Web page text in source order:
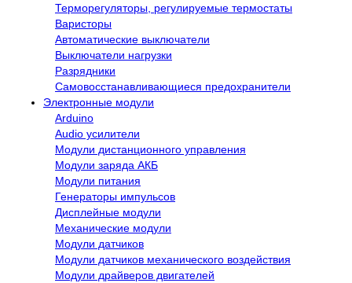
Терморегуляторы, регулируемые термостаты
Варисторы
Автоматические выключатели
Выключатели нагрузки
Разрядники
Самовосстанавливающиеся предохранители
Электронные модули
Arduino
Audio усилители
Модули дистанционного управления
Модули заряда АКБ
Модули питания
Генераторы импульсов
Дисплейные модули
Механические модули
Модули датчиков
Модули датчиков механического воздействия
Модули драйверов двигателей